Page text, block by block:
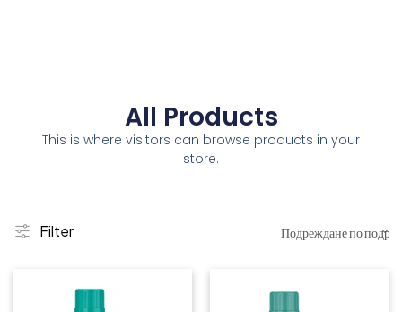
All Products
This is where visitors can browse products in your
store.
Filter